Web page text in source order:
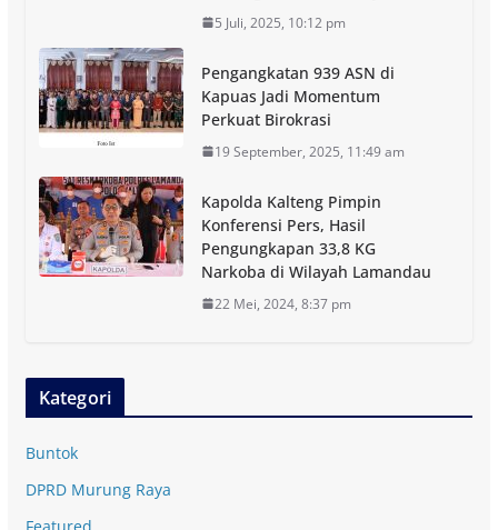
5 Juli, 2025, 10:12 pm
Pengangkatan 939 ASN di
Kapuas Jadi Momentum
Perkuat Birokrasi
19 September, 2025, 11:49 am
Kapolda Kalteng Pimpin
Konferensi Pers, Hasil
Pengungkapan 33,8 KG
Narkoba di Wilayah Lamandau
22 Mei, 2024, 8:37 pm
Kategori
Buntok
DPRD Murung Raya